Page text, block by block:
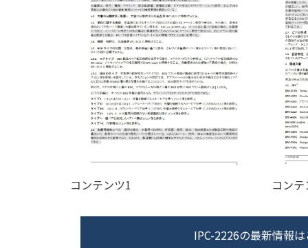
コンテンツ1 コン
IPC-2226の最新情報